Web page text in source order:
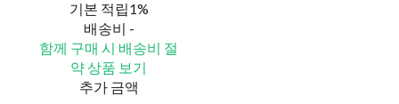
기본 적립1%
배송비 -
함께 구매 시 배송비 절
약 상품 보기
추가 금액